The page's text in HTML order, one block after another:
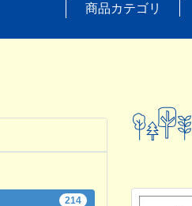
商品カテゴリ
214